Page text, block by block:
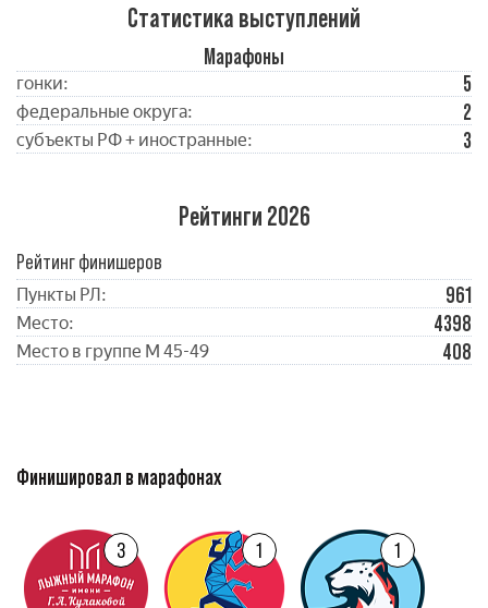
Статистика выступлений
Марафоны
гонки: 5
федеральные округа: 2
субъекты РФ + иностранные: 3
Рейтинги 2026
Рейтинг финишеров
Пункты РЛ: 961
Место: 4398
Место в группе М 45-49 408
Финишировал в марафонах
3 1 1